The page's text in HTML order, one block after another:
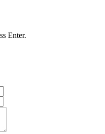
Enter.